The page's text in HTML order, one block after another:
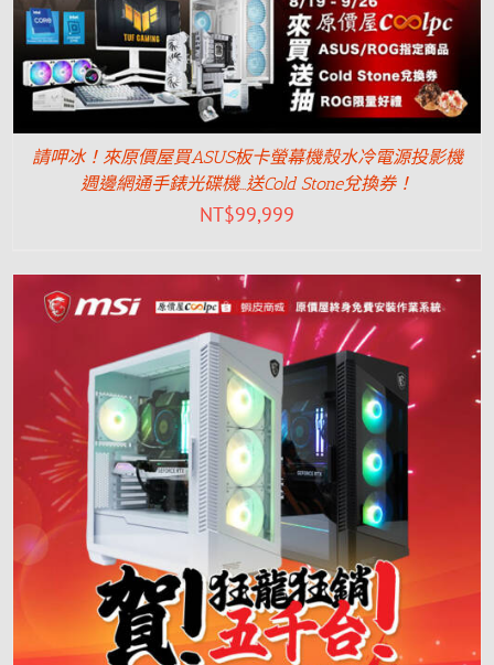
請呷冰！來原價屋買ASUS板卡螢幕機殼水冷電源投影機
週邊網通手錶光碟機…送Cold Stone兌換券！
NT$99,999